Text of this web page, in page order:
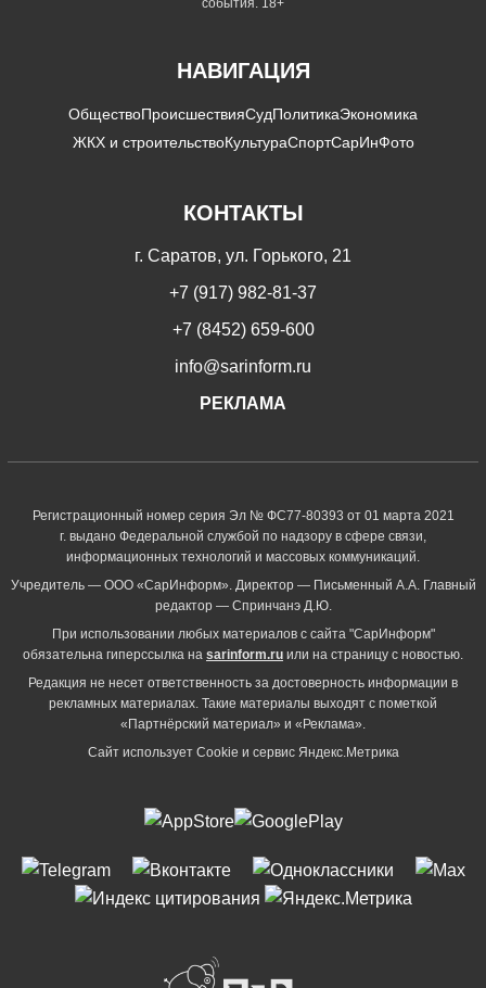
события. 18+
НАВИГАЦИЯ
ОбществоПроисшествияСудПолитикаЭкономика
ЖКХ и строительствоКультураСпортСарИнФото
КОНТАКТЫ
г. Саратов, ул. Горького, 21
+7 (917) 982-81-37
+7 (8452) 659-600
info@sarinform.ru
РЕКЛАМА
Регистрационный номер серия Эл № ФС77-80393 от 01 марта 2021
г. выдано Федеральной службой по надзору в сфере связи,
информационных технологий и массовых коммуникаций.
Учредитель — ООО «СарИнформ». Директор — Письменный А.А. Главный
редактор — Спринчанэ Д.Ю.
При использовании любых материалов с сайта "СарИнформ"
обязательна гиперссылка на sarinform.ru или на страницу с новостью.
Редакция не несет ответственность за достоверность информации в
рекламных материалах. Такие материалы выходят с пометкой
«Партнёрский материал» и «Реклама».
Сайт использует Cookie и сервиc Яндекс.Метрика